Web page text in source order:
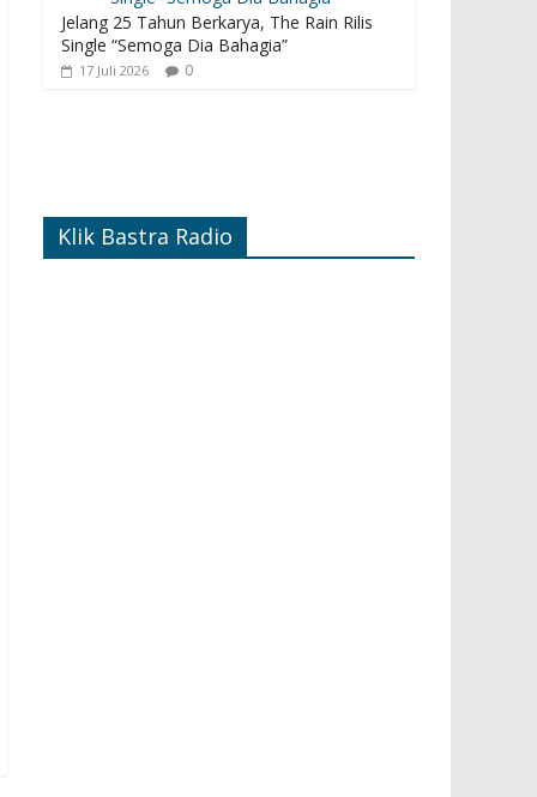
Jelang 25 Tahun Berkarya, The Rain Rilis
Single “Semoga Dia Bahagia”
17 Juli 2026 0
Klik Bastra Radio